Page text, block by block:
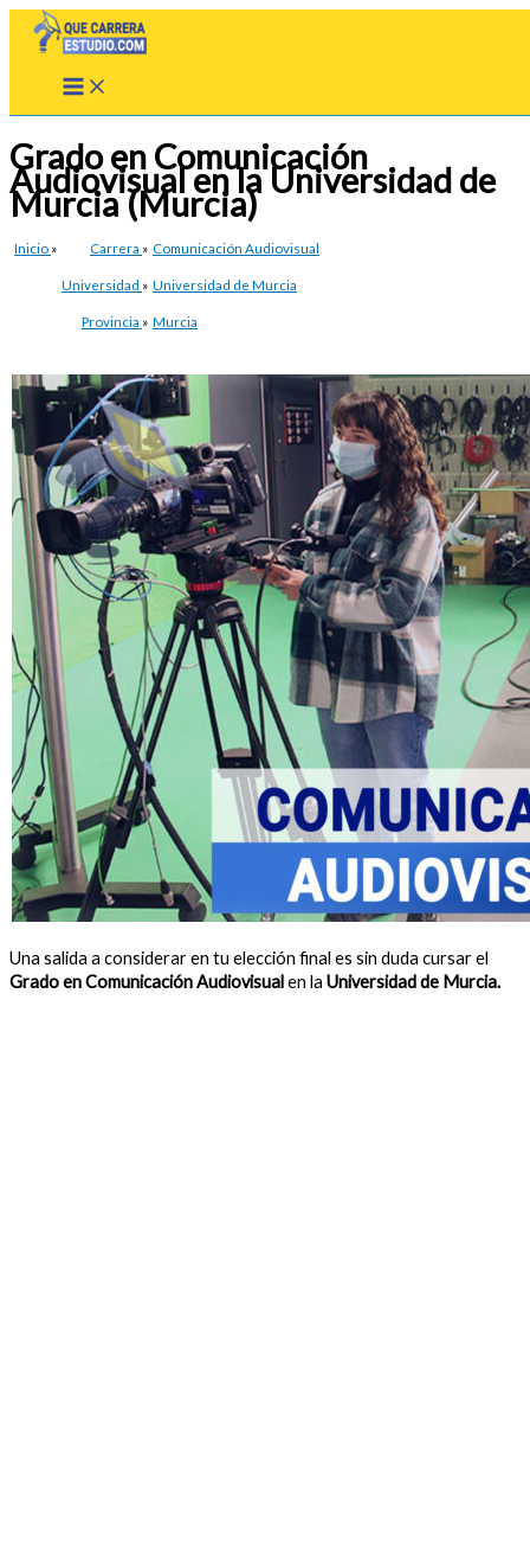
Grado en Comunicación
Audiovisual en la Universidad de
Murcia (Murcia)
Inicio » Carrera » Comunicación Audiovisual
Universidad » Universidad de Murcia
Provincia » Murcia
Una salida a considerar en tu elección final es sin duda cursar el
Grado en Comunicación Audiovisualen la Universidad de Murcia.